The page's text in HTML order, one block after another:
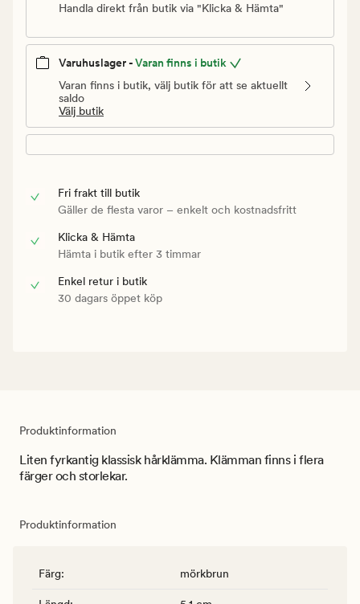
Handla direkt från butik via "Klicka & Hämta"
Varuhuslager -Varan finns i butik
Varan finns i butik, välj butik för att se aktuellt
saldo
Välj butik
Fri frakt till butik
Gäller de flesta varor – enkelt och kostnadsfritt
Klicka & Hämta
Hämta i butik efter 3 timmar
Enkel retur i butik
30 dagars öppet köp
Produktinformation
Liten fyrkantig klassisk hårklämma. Klämman finns i flera
färger och storlekar.
Produktinformation
Färg: mörkbrun